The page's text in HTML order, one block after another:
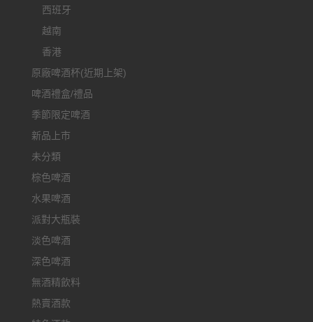
西班牙
越南
香港
原廠啤酒杯(近期上架)
啤酒禮盒/禮品
季節限定啤酒
新品上市
未分類
棕色啤酒
水果啤酒
派對大瓶裝
淡色啤酒
深色啤酒
無酒精飲料
熱賣酒款